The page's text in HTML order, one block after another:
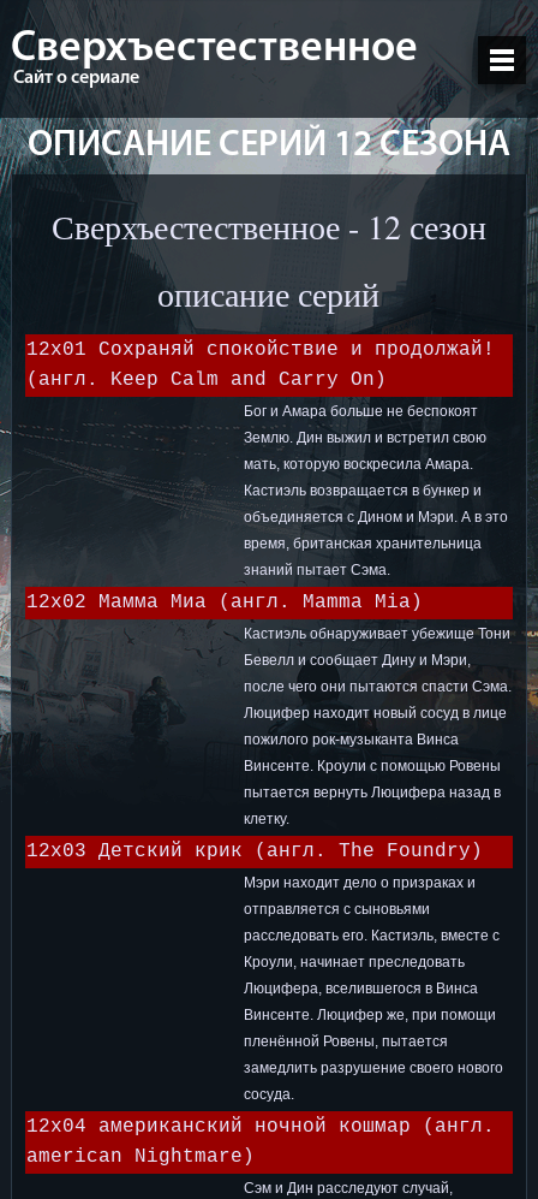
Сверхъестественное
Сайт о сериале
ОПИСАНИЕ СЕРИЙ 12 СЕЗОНА
Сверхъестественное - 12 сезон
описание серий
12x01 Сохраняй спокойствие и продолжай!
(англ. Keep Calm and Carry On)
Бог и Амара больше не беспокоят
Землю. Дин выжил и встретил свою
мать, которую воскресила Амара.
Кастиэль возвращается в бункер и
объединяется с Дином и Мэри. А в это
время, британская хранительница
знаний пытает Сэма.
12x02 Мамма Миа (англ. Mamma Mia)
Кастиэль обнаруживает убежище Тони
Бевелл и сообщает Дину и Мэри,
после чего они пытаются спасти Сэма.
Люцифер находит новый сосуд в лице
пожилого рок-музыканта Винса
Винсенте. Кроули с помощью Ровены
пытается вернуть Люцифера назад в
клетку.
12x03 Детский крик (англ. The Foundry)
Мэри находит дело о призраках и
отправляется с сыновьями
расследовать его. Кастиэль, вместе с
Кроули, начинает преследовать
Люцифера, вселившегося в Винса
Винсенте. Люцифер же, при помощи
пленённой Ровены, пытается
замедлить разрушение своего нового
сосуда.
12x04 американский ночной кошмар (англ.
american Nightmare)
Сэм и Дин расследуют случай,